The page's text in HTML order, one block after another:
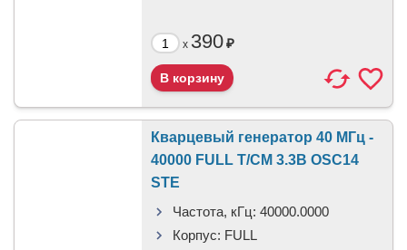
x 390₽
Кварцевый генератор 40 МГц -
40000 FULL T/CM 3.3В OSC14
STE
Частота, кГц: 40000.0000
Корпус: FULL